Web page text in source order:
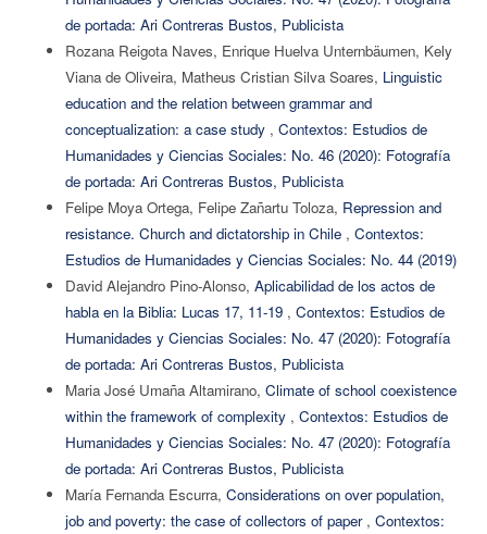
de portada: Ari Contreras Bustos, Publicista
Rozana Reigota Naves, Enrique Huelva Unternbäumen, Kely
Viana de Oliveira, Matheus Cristian Silva Soares, Linguistic
education and the relation between grammar and
conceptualization: a case study , Contextos: Estudios de
Humanidades y Ciencias Sociales: No. 46 (2020): Fotografía
de portada: Ari Contreras Bustos, Publicista
Felipe Moya Ortega, Felipe Zañartu Toloza, Repression and
resistance. Church and dictatorship in Chile , Contextos:
Estudios de Humanidades y Ciencias Sociales: No. 44 (2019)
David Alejandro Pino-Alonso, Aplicabilidad de los actos de
habla en la Biblia: Lucas 17, 11-19 , Contextos: Estudios de
Humanidades y Ciencias Sociales: No. 47 (2020): Fotografía
de portada: Ari Contreras Bustos, Publicista
Maria José Umaña Altamirano, Climate of school coexistence
within the framework of complexity , Contextos: Estudios de
Humanidades y Ciencias Sociales: No. 47 (2020): Fotografía
de portada: Ari Contreras Bustos, Publicista
María Fernanda Escurra, Considerations on over population,
job and poverty: the case of collectors of paper , Contextos: